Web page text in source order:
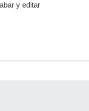
y editar